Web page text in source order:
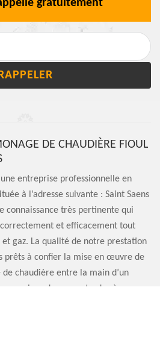
gratuitement
DE CHAUDIÈRE FIOUL
entreprise professionnelle en
à l’adresse suivante : Saint Saens
connaissance très pertinente qui
et efficacement tout
gaz. La qualité de notre prestation
prêts à confier la mise en œuvre de
chaudière entre la main d’un
prions de ne pas tarder à nous